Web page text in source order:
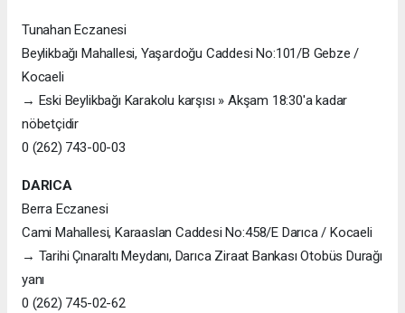
Tunahan Eczanesi
Beylikbağı Mahallesi, Yaşardoğu Caddesi No:101/B Gebze /
Kocaeli
→ Eski Beylikbağı Karakolu karşısı » Akşam 18:30'a kadar
nöbetçidir
0 (262) 743-00-03
DARICA
Berra Eczanesi
Cami Mahallesi, Karaaslan Caddesi No:458/E Darıca / Kocaeli
→ Tarihi Çınaraltı Meydanı, Darıca Ziraat Bankası Otobüs Durağı
yanı
0 (262) 745-02-62